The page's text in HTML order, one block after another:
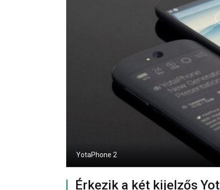
YotaPhone 2
Érkezik a két kijelzős